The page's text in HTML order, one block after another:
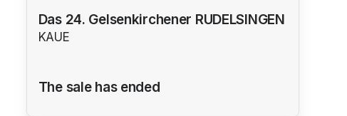
Das 24. Gelsenkirchener RUDELSINGEN
KAUE
The sale has ended